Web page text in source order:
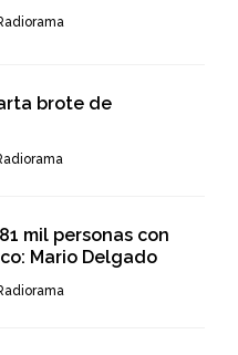
brote de
mil personas con
Mario Delgado